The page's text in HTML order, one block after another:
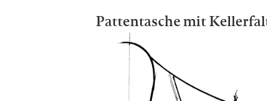
Pattentasche mit